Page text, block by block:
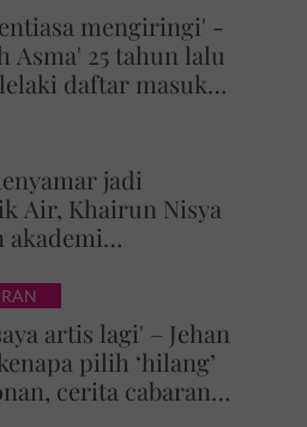
mengiringi' -
Asma' 25 tahun lalu
daftar masuk
jadi
Air, Khairun Nisya
akademi
artis lagi' – Jehan
pilih ‘hilang’
cerita cabaran